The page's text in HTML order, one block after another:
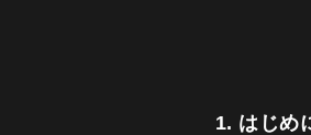
1. はじめ